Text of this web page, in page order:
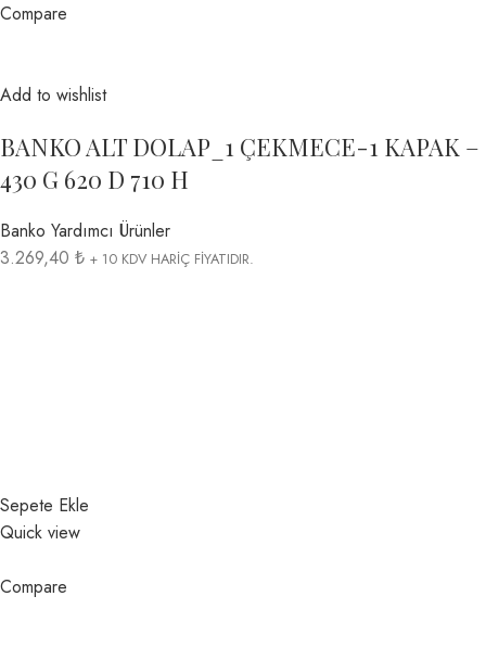
Compare
Add to wishlist
BANKO ALT DOLAP_1 ÇEKMECE-1 KAPAK –
430 G 620 D 710 H
Banko Yardımcı Ürünler
3.269,40 ₺ + 10 KDV HARİÇ FİYATIDIR.
Sepete Ekle
Quick view
Compare